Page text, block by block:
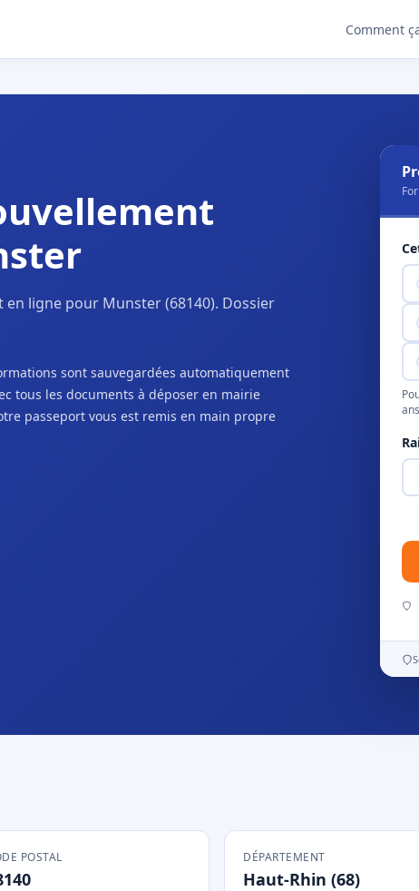
Comment
ligne pour Munster (68140). Dossier
sont sauvegardées automatiquement
tous les documents à déposer en mairie
passeport vous est remis en main propre
POSTAL DÉPARTEMENT
Haut-Rhin (68)